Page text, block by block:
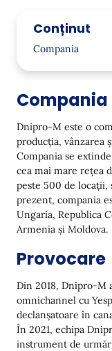
Conținut
Compania
Provocare
Soluție
Coș
Vizualizare
Reducerea
Scăderea
Navigare
Recomandări
Rezultate
Compania
Dnipro-M este o
producția, vânzarea
Compania se
cea mai mare rețea
peste 500 de locații,
prezent, compania
Ungaria, Republica
Armenia și Moldova.
Provocare
Din 2018, Dnipro-M
omnichannel cu
declanșatoare în
În 2021, echipa
instrument de